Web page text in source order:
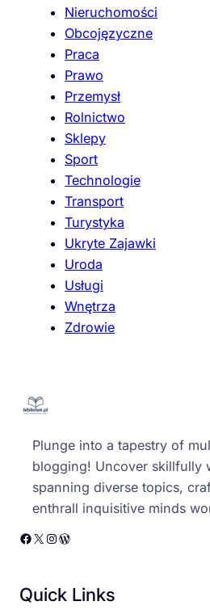
Nieruchomości
Obcojęzyczne
Praca
Prawo
Przemysł
Rolnictwo
Sklepy
Sport
Technologie
Transport
Turystyka
Ukryte Zajawki
Uroda
Usługi
Wnętrza
Zdrowie
Plunge into a tapestry of
blogging! Uncover skillfully
spanning diverse topics,
enthrall inquisitive minds
Facebook X Instagram WordPress
Quick Links